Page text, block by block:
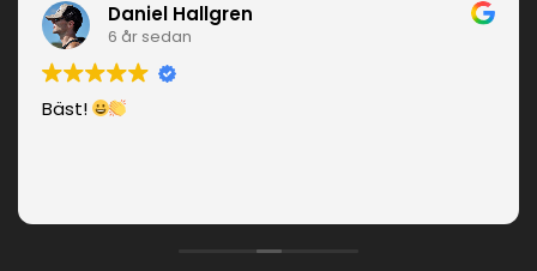
Daniel Hallgren
6 år sedan
Bäst!